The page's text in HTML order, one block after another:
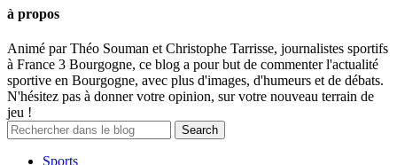
à propos
Animé par Théo Souman et Christophe Tarrisse, journalistes sportifs
à France 3 Bourgogne, ce blog a pour but de commenter l'actualité
sportive en Bourgogne, avec plus d'images, d'humeurs et de débats.
N'hésitez pas à donner votre opinion, sur votre nouveau terrain de
jeu !
Sports